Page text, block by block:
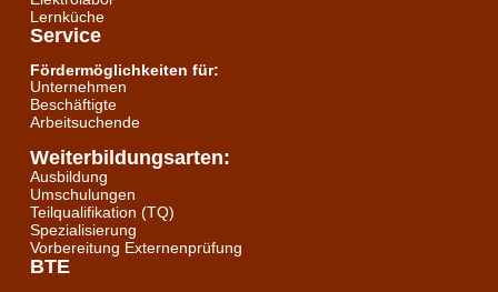
Lernküche
Service
Fördermöglichkeiten für:
Unternehmen
Beschäftigte
Arbeitsuchende
Weiterbildungsarten:
Ausbildung
Umschulungen
Teilqualifikation (TQ)
Spezialisierung
Vorbereitung Externenprüfung
BTE